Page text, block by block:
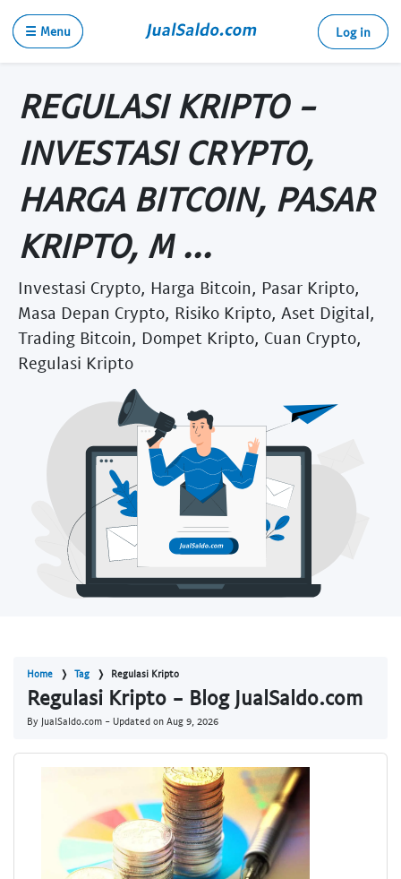
☰ Menu Log in
REGULASI KRIPTO -
INVESTASI CRYPTO,
HARGA BITCOIN, PASAR
KRIPTO, M ...
Investasi Crypto, Harga Bitcoin, Pasar Kripto,
Masa Depan Crypto, Risiko Kripto, Aset Digital,
Trading Bitcoin, Dompet Kripto, Cuan Crypto,
Regulasi Kripto
Home Tag Regulasi Kripto
Regulasi Kripto - Blog JualSaldo.com
By JualSaldo.com - Updated on Aug 9, 2026